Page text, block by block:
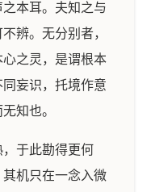
本耳。夫知之与
辨。无分别者，
之灵，是谓根本
妄识，托境作意
知也。
于此勘得更何
机只在一念入微